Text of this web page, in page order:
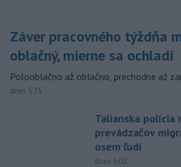
Záver pracovného týždňa
oblačný, mierne sa ochladí
Polooblačno až oblačno, prechodne až
dnes 5:35
Talianska polícia
prevádzačov
osem ľudí
dnes 6:02